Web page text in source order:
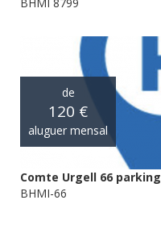
de
120 €
aluguer mensal
Comte Urgell 66 parking
BHMI-66